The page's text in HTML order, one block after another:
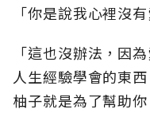
「你是說我心裡沒有
「這也沒辦法，因
人生經驗學會的東
柚子就是為了幫助